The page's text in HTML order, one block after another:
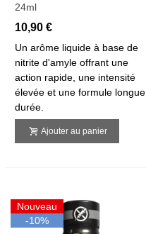
24ml
10,90 €
Un arôme liquide à base de
nitrite d'amyle offrant une
action rapide, une intensité
élevée et une formule longue
durée.
Ajouter au panier
Nouveau
-10%